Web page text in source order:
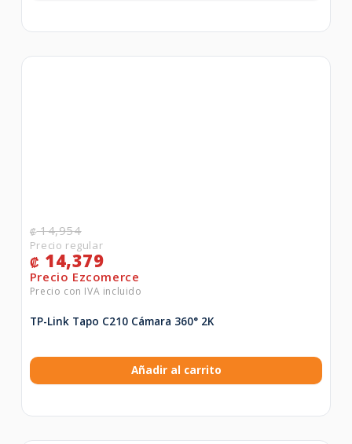
₡14,954
₡ 14,379
TP-Link Tapo C210 Cámara 360° 2K
Añadir al carrito